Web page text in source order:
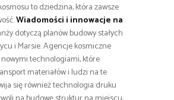
to dziedzina, która zawsze
Wiadomości i innowacje na
dotyczą planów budowy stałych
i Marsie. Agencje kosmiczne
technologiami, które
materiałów i ludzi na te
się również technologia druku